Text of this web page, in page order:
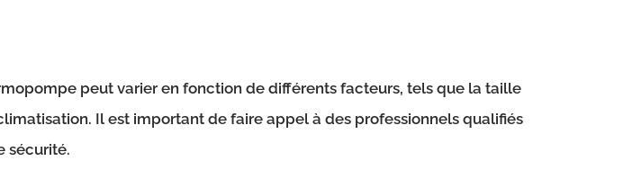
peut varier en fonction de différents facteurs, tels que la taille
Il est important de faire appel à des professionnels qualifiés
sécurité.